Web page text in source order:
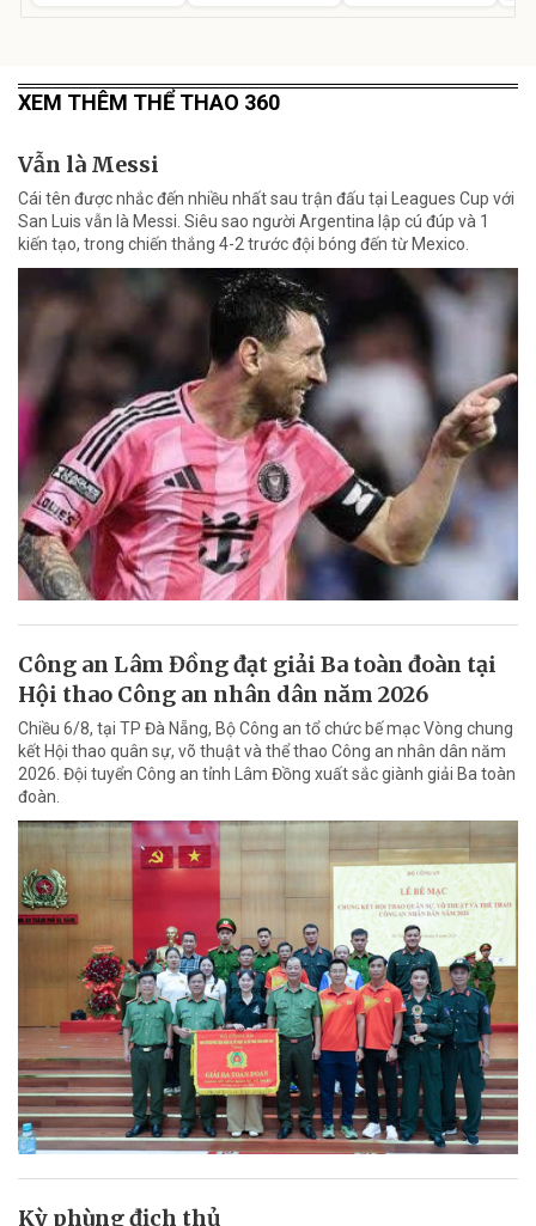
XEM THÊM THỂ THAO 360
Vẫn là Messi
Cái tên được nhắc đến nhiều nhất sau trận đấu tại Leagues Cup với
San Luis vẫn là Messi. Siêu sao người Argentina lập cú đúp và 1
kiến tạo, trong chiến thắng 4-2 trước đội bóng đến từ Mexico.
Công an Lâm Đồng đạt giải Ba toàn đoàn tại
Hội thao Công an nhân dân năm 2026
Chiều 6/8, tại TP Đà Nẵng, Bộ Công an tổ chức bế mạc Vòng chung
kết Hội thao quân sự, võ thuật và thể thao Công an nhân dân năm
2026. Đội tuyển Công an tỉnh Lâm Đồng xuất sắc giành giải Ba toàn
đoàn.
Kỳ phùng địch thủ